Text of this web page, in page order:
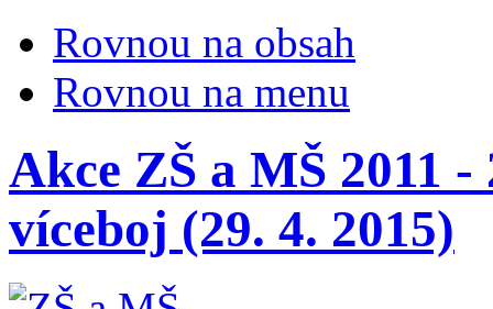
Rovnou na obsah
Rovnou na menu
Akce ZŠ a MŠ 2011
víceboj (29. 4. 2015)